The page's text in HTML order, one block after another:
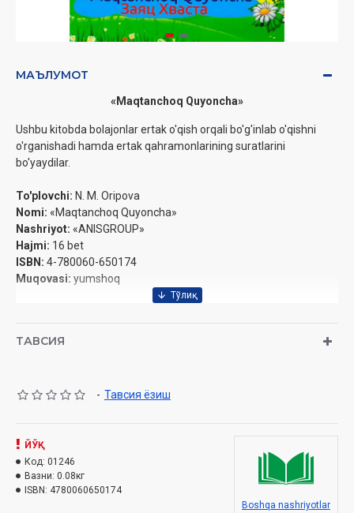
МАЪЛУМОТ
«Maqtanchoq Quyoncha»
Ushbu kitobda bolajonlar ertak o'qish orqali bo'g'inlab o'qishni
o'rganishadi hamda ertak qahramonlarining suratlarini
bo'yaydilar.
To'plovchi: N. M. Oripova
Nomi: «Maqtanchoq Quyoncha»
Nashriyot: «ANISGROUP»
Hajmi: 16 bet
ISBN: 4-780060-650174
Muqovasi: yumshoq
ТАВСИЯ
- Тавсия ёзиш
ЙЎҚ
Код: 01246
Вазни: 0.08кг
ISBN: 4780060650174
Boshqa nashriyotlar